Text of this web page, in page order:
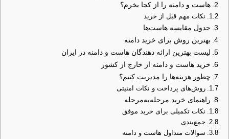
هاست و دامنه را از کجا بخرم؟
نکات مهم قبل از خرید
جدول مقایسه هاست‌ها
بهترین روش برای خرید دامنه
لیست بهترین ارائه‌ دهندگان هاست و دامنه در ایران
خرید هاست و دامنه از خارج از کشور
چطور هزینه‌ها را مدیریت کنیم؟
روش‌های پرداخت و نکات امنیتی
راهنمای خرید مرحله‌به‌مرحله
نکات تکمیلی برای خرید موفق
جمع‌بندی
سوالات متداول هاست و دامنه